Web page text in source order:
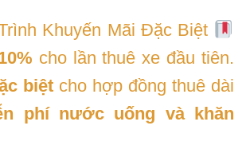
Khuyến Mãi Đặc Biệt
cho lần thuê xe đầu tiên.
biệtcho hợp đồng thuê dài
phí nước uống và khăn